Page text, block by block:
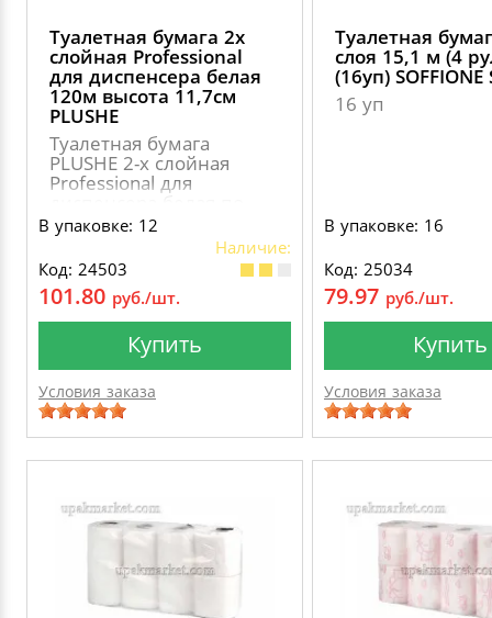
Туалетная бумага 2х
слойная Professional
для диспенсера белая
120м высота 11,7см
PLUSHE
Туалетная бумага
PLUSHE 2-х слойная
Professional для
120 метров, с
перфорацией, длина
листа 180мм., ширина
листа 117мм., диаметр
втулки 60мм., диаметр
рулона 165мм., тип
системы Т9
В упаковке: 12
Наличие:
Код: 24503
101.80 руб./шт.
Купить
Условия заказа
Туалетная
слоя 15,1 м (4
(16уп)
16 уп
В упаковке: 16
Код: 25034
79.97 руб./шт.
Купить
Условия заказа